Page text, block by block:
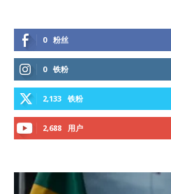
0 粉丝
0 铁粉
2,133 铁粉
2,688 用户